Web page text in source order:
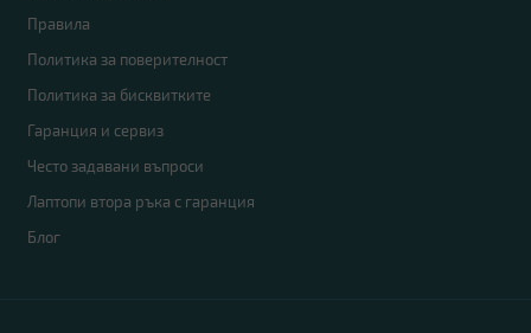
Правила
Политика за поверителност
Политика за бисквитките
Гаранция и сервиз
Често задавани въпроси
Лаптопи втора ръка с гаранция
Блог